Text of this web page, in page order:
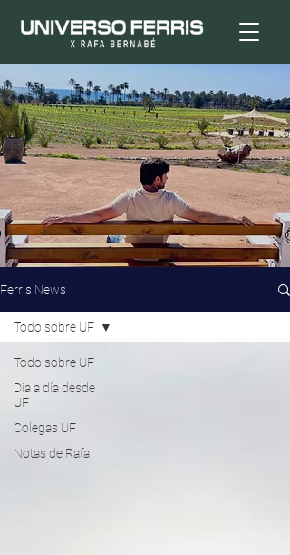
Ferris News
Todo sobre UF
Día a día desde
UF
Colegas UF
Notas de Rafa
Todo sobre UF